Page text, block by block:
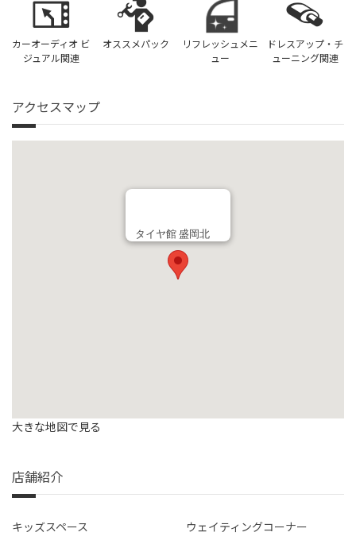
カーオーディオ ビ
ジュアル関連
オススメパック
リフレッシュメニ
ュー
ドレスアップ・チ
ューニング関連
アクセスマップ
タイヤ館 盛岡北
大きな地図で見る
店舗紹介
キッズスペース ウェイティングコーナー